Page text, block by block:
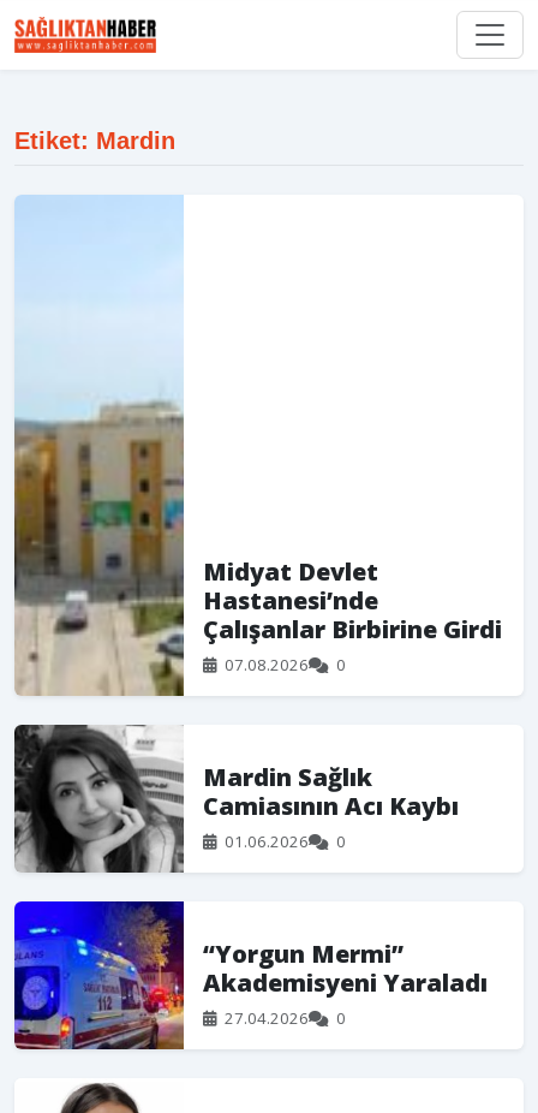
Etiket: Mardin
Midyat Devlet
Hastanesi’nde
Çalışanlar Birbirine Girdi
07.08.2026 0
Mardin Sağlık
Camiasının Acı Kaybı
01.06.2026 0
“Yorgun Mermi”
Akademisyeni Yaraladı
27.04.2026 0